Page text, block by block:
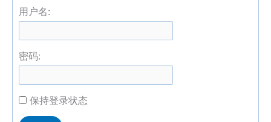
用户名:
密码:
保持登录状态
Alternative: